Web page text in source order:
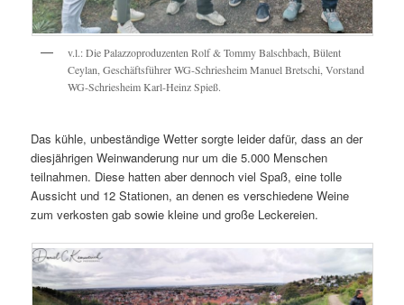
v.l.: Die Palazzoproduzenten Rolf & Tommy Balschbach, Bülent
Ceylan, Geschäftsführer WG-Schriesheim Manuel Bretschi, Vorstand
WG-Schriesheim Karl-Heinz Spieß.
Das kühle, unbeständige Wetter sorgte leider dafür, dass an der
diesjährigen Weinwanderung nur um die 5.000 Menschen
teilnahmen. Diese hatten aber dennoch viel Spaß, eine tolle
Aussicht und 12 Stationen, an denen es verschiedene Weine
zum verkosten gab sowie kleine und große Leckereien.